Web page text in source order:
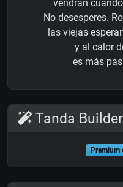
vendrán
No desesperes.
las viejas
y al calor
es más
Tanda Builder
Premium